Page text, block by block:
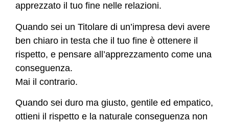
apprezzato il tuo fine nelle relazioni.
Quando sei un Titolare di un’impresa devi avere
ben chiaro in testa che il tuo fine è ottenere il
rispetto, e pensare all’apprezzamento come una
conseguenza.
Mai il contrario.
Quando sei duro ma giusto, gentile ed empatico,
ottieni il rispetto e la naturale conseguenza non